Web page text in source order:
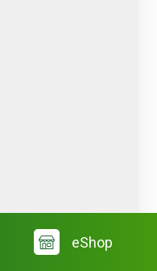
eShop